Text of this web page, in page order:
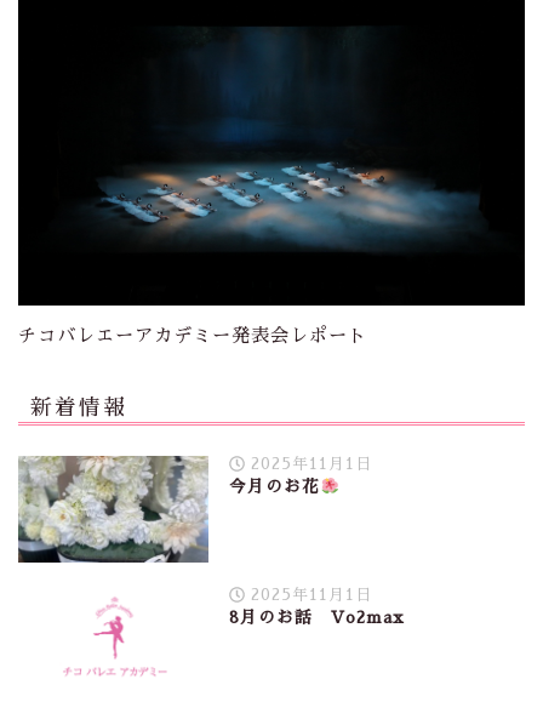
チコバレエーアカデミー発表会レポート
新着情報
2025年11月1日
今月のお花
2025年11月1日
8月のお話 Vo2max